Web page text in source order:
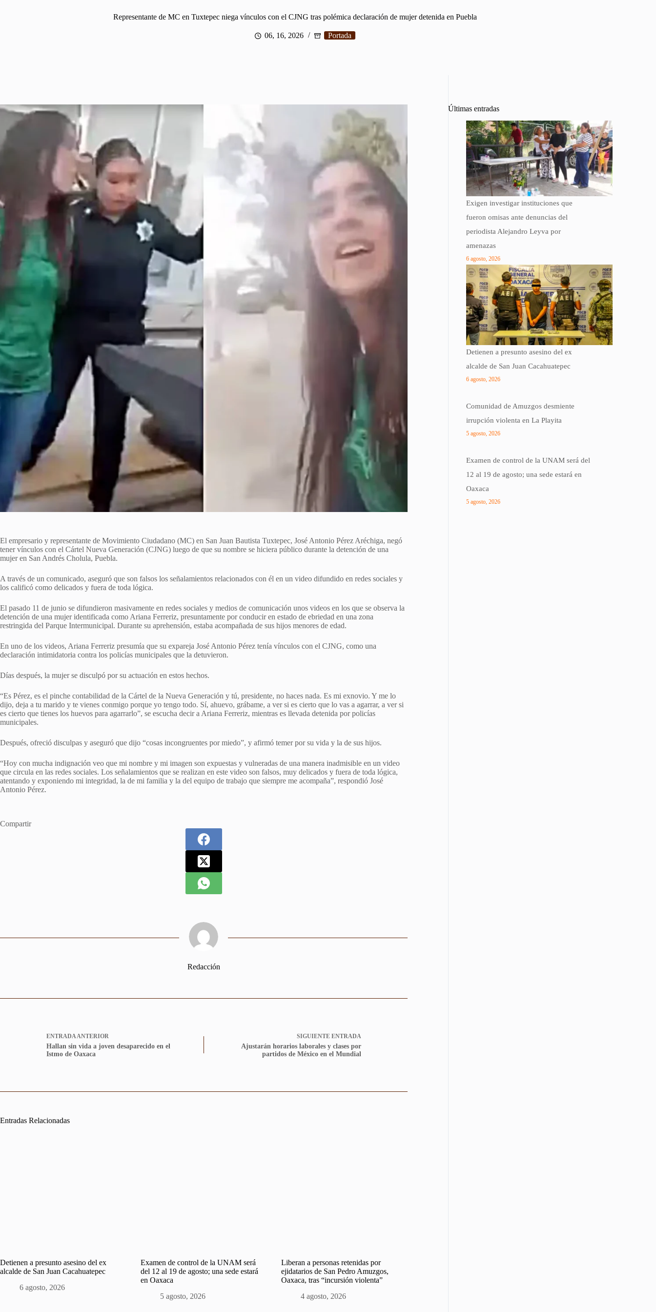
Representante de MC en Tuxtepec niega vínculos con el CJNG tras polémica declaración de mujer detenida en Puebla
06, 16, 2026 Portada
El empresario y representante de Movimiento Ciudadano (MC) en San Juan Bautista Tuxtepec, José Antonio Pérez Aréchiga, negó
tener vínculos con el Cártel Nueva Generación (CJNG) luego de que su nombre se hiciera público durante la detención de una
mujer en San Andrés Cholula, Puebla.
A través de un comunicado, aseguró que son falsos los señalamientos relacionados con él en un video difundido en redes sociales y
los calificó como delicados y fuera de toda lógica.
El pasado 11 de junio se difundieron masivamente en redes sociales y medios de comunicación unos videos en los que se observa la
detención de una mujer identificada como Ariana Ferreriz, presuntamente por conducir en estado de ebriedad en una zona
restringida del Parque Intermunicipal. Durante su aprehensión, estaba acompañada de sus hijos menores de edad.
En uno de los videos, Ariana Ferreriz presumía que su expareja José Antonio Pérez tenía vínculos con el CJNG, como una
declaración intimidatoria contra los policías municipales que la detuvieron.
Días después, la mujer se disculpó por su actuación en estos hechos.
“Es Pérez, es el pinche contabilidad de la Cártel de la Nueva Generación y tú, presidente, no haces nada. Es mi exnovio. Y me lo
dijo, deja a tu marido y te vienes conmigo porque yo tengo todo. Sí, ahuevo, grábame, a ver si es cierto que lo vas a agarrar, a ver si
es cierto que tienes los huevos para agarrarlo”, se escucha decir a Ariana Ferreriz, mientras es llevada detenida por policías
municipales.
Después, ofreció disculpas y aseguró que dijo “cosas incongruentes por miedo”, y afirmó temer por su vida y la de sus hijos.
“Hoy con mucha indignación veo que mi nombre y mi imagen son expuestas y vulneradas de una manera inadmisible en un video
que circula en las redes sociales. Los señalamientos que se realizan en este video son falsos, muy delicados y fuera de toda lógica,
atentando y exponiendo mi integridad, la de mi familia y la del equipo de trabajo que siempre me acompaña”, respondió José
Antonio Pérez.
Compartir
Redacción
ENTRADAANTERIOR
Hallan sin vida a joven desaparecido en el
Istmo de Oaxaca
SIGUIENTE ENTRADA
Ajustarán horarios laborales y clases por
partidos de México en el Mundial
Entradas Relacionadas
Detienen a presunto asesino del ex
alcalde de San Juan Cacahuatepec
6 agosto, 2026
Examen de control de la UNAM será
del 12 al 19 de agosto; una sede estará
en Oaxaca
5 agosto, 2026
Liberan a personas retenidas por
ejidatarios de San Pedro Amuzgos,
Oaxaca, tras “incursión violenta”
4 agosto, 2026
Últimas entradas
Exigen investigar instituciones que
fueron omisas ante denuncias del
periodista Alejandro Leyva por
amenazas
6 agosto, 2026
Detienen a presunto asesino del ex
alcalde de San Juan Cacahuatepec
6 agosto, 2026
Comunidad de Amuzgos desmiente
irrupción violenta en La Playita
5 agosto, 2026
Examen de control de la UNAM será del
12 al 19 de agosto; una sede estará en
Oaxaca
5 agosto, 2026